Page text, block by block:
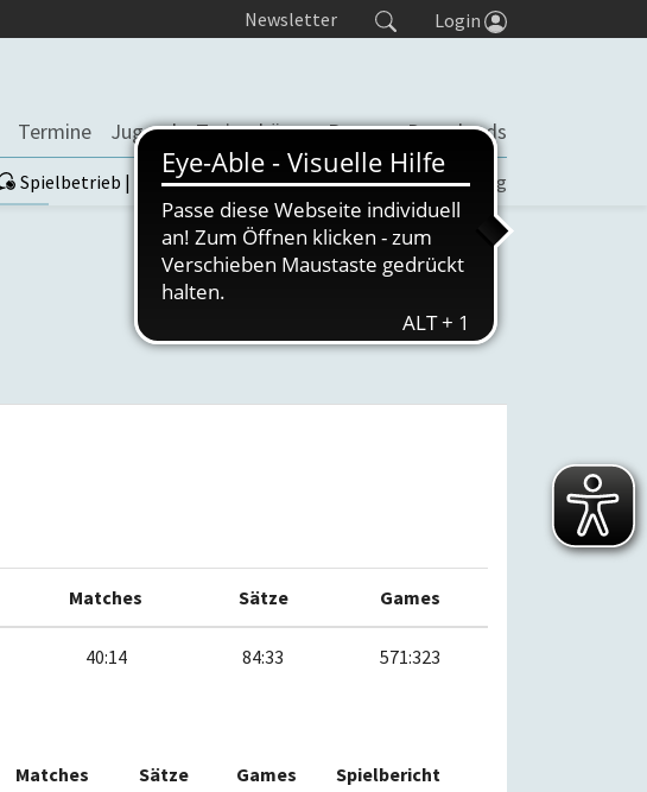
Newsletter Login
Termine Jugend Trainerbörse Presse Downloads
Spielbetrieb | TORP Turniere Seminaranmeldung
Matches Sätze Games
40:14 84:33 571:323
Matches Sätze Games Spielbericht